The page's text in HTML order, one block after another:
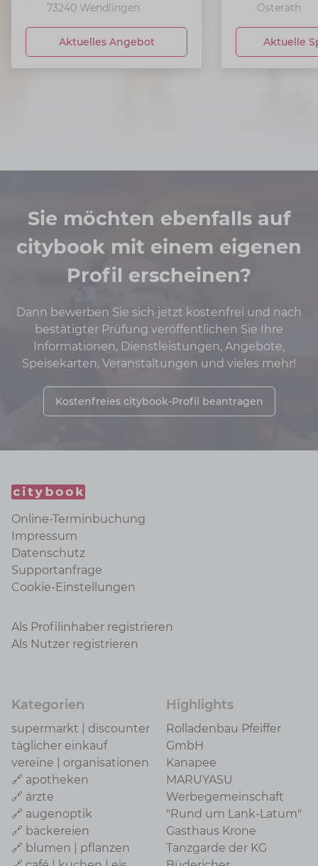
73240 Wendlingen
Aktuelles Angebot
Osterath
Aktuelle
Sie möchten ebenfalls auf
citybook mit einem eigenen
Profil erscheinen?
Dann bewerben Sie sich jetzt kostenfrei und nach
bestätigter Prüfung veröffentlichen Sie Ihre
Informationen, Dienstleistungen, Angebote,
Speisekarten, Veranstaltungen und vieles mehr!
Kostenfreies citybook-Profil beantragen
Online-Terminbuchung
Impressum
Datenschutz
Supportanfrage
Cookie-Einstellungen
Als Profilinhaber registrieren
Als Nutzer registrieren
Kategorien
supermarkt | discounter
täglicher einkauf
vereine | organisationen
🔗 apotheken
🔗 ärzte
🔗 augenoptik
🔗 bäckereien
🔗 blumen | pflanzen
Highlights
Rolladenbau Pfeiffer
GmbH
Kanapee
MARUYASU
Werbegemeinschaft
"Rund um Lank-Latum"
Gasthaus Krone
Tanzgarde der KG